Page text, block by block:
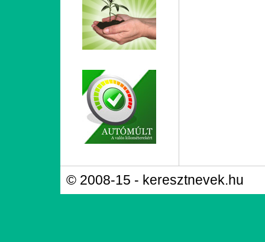
© 2008-15 - keresztnevek.hu